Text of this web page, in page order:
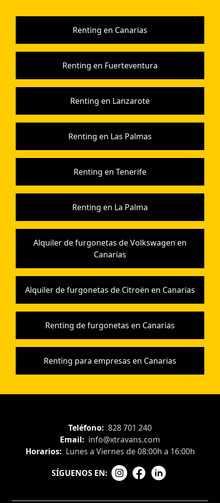
Renting en Canarias
Renting en Fuerteventura
Renting en Lanzarote
Renting en Las Palmas
Renting en Tenerife
Renting en La Palma
Alquiler de furgonetas de Volkswagen en
Canarias
Alquiler de furgonetas de Citroën en Canarias
Renting de furgonetas en Canarias
Renting para empresas en Canarias
Teléfono: 828 701 240
Email: info@xtravans.com
Horarios: Lunes a Viernes de 08:00h a 16:00h
SÍGUENOS EN: